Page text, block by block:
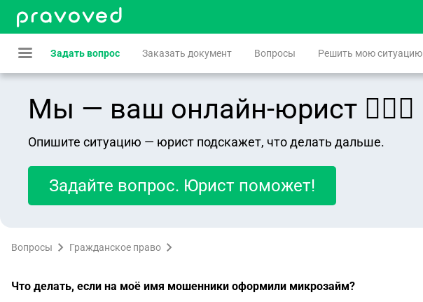
Задать вопрос Заказать документ Вопросы Решить мою ситуацию
Мы — ваш онлайн-юрист 👨🏻‍⚖️
Опишите ситуацию — юрист подскажет, что делать дальше.
Задайте вопрос. Юрист поможет!
Вопросы Гражданское право
Что делать, если на моё имя мошенники оформили микрозайм?